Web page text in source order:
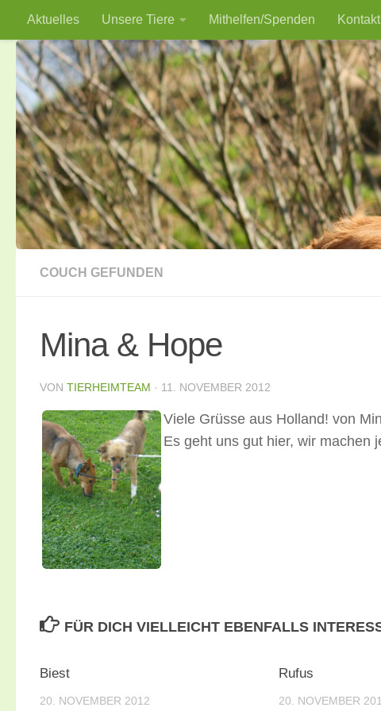
Zum Inhalt springen
Aktuelles Unsere Tiere Mithelfen/Spenden Kontakt
COUCH GEFUNDEN
Mina & Hope
VON TIERHEIMTEAM · 11. NOVEMBER 2012
Viele Grüsse aus Holland! von
Es geht uns gut hier, wir machen
FÜR DICH VIELLEICHT EBENFALLS
Biest
20. NOVEMBER 2012
Rufus
20. NOVEMBER